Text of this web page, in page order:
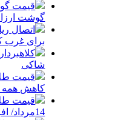
گوشت
اتصال
برای غرب
شاکی
کاهش همه
14مرداد/ افزایش قیمت + جدول